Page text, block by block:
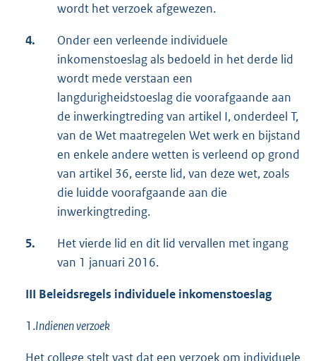
wordt het verzoek afgewezen.
4.
Onder een verleende individuele
inkomenstoeslag als bedoeld in het derde lid
wordt mede verstaan een
langdurigheidstoeslag die voorafgaande aan
de inwerkingtreding van artikel I, onderdeel T,
van de Wet maatregelen Wet werk en bijstand
en enkele andere wetten is verleend op grond
van artikel 36, eerste lid, van deze wet, zoals
die luidde voorafgaande aan die
inwerkingtreding.
5.
Het vierde lid en dit lid vervallen met ingang
van 1 januari 2016.
III Beleidsregels individuele inkomenstoeslag
1.Indienen verzoek
Het college stelt vast dat een verzoek om individuele